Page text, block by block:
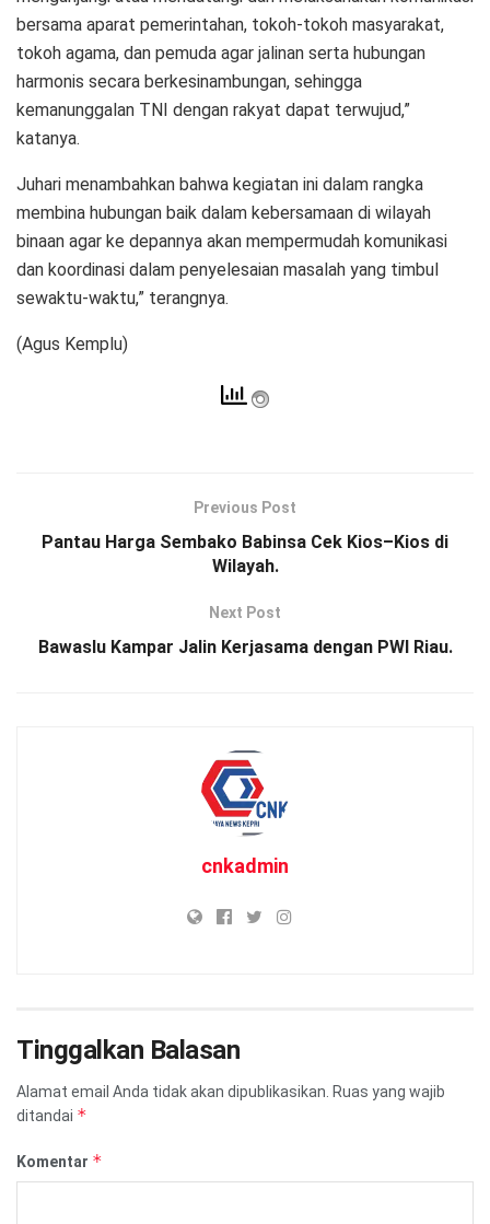
bersama aparat pemerintahan, tokoh-tokoh masyarakat,
tokoh agama, dan pemuda agar jalinan serta hubungan
harmonis secara berkesinambungan, sehingga
kemanunggalan TNI dengan rakyat dapat terwujud,”
katanya.
Juhari menambahkan bahwa kegiatan ini dalam rangka
membina hubungan baik dalam kebersamaan di wilayah
binaan agar ke depannya akan mempermudah komunikasi
dan koordinasi dalam penyelesaian masalah yang timbul
sewaktu-waktu,” terangnya.
(Agus Kemplu)
Previous Post
Pantau Harga Sembako Babinsa Cek Kios–Kios di
Wilayah.
Next Post
Bawaslu Kampar Jalin Kerjasama dengan PWI Riau.
cnkadmin
Tinggalkan Balasan
Alamat email Anda tidak akan dipublikasikan. Ruas yang wajib
ditandai *
Komentar *